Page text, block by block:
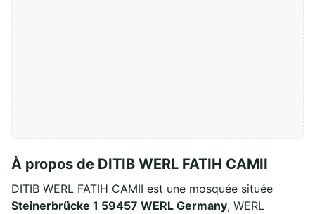
À propos de DITIB WERL FATIH CAMII
DITIB WERL FATIH CAMII est une mosquée située
Steinerbrücke 1 59457 WERL Germany, WERL